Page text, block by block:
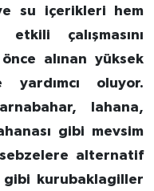
su içerikleri hem
çalışmasını
alınan yüksek
yardımcı oluyor.
lahana,
gibi mevsim
alternatif
kurubaklagiller